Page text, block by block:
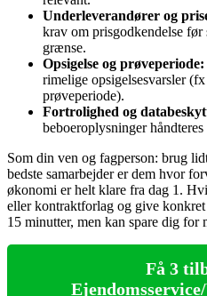
Underleverandører og
krav om prisgodkendelse før
grænse.
Opsigelse og prøveperiode:
rimelige opsigelsesvarsler
prøveperiode).
Fortrolighed og
beboeroplysninger
Som din ven og fagperson: brug
bedste samarbejder er dem hvor
økonomi er helt klare fra dag 1.
eller kontraktforlag og give
15 minutter, men kan spare dig for
Få 3